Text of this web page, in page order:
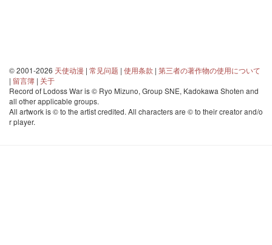
© 2001-2026 天使动漫 | 常见问题 | 使用条款 | 第三者の著作物の使用について
| 留言簿 | 关于
Record of Lodoss War is © Ryo Mizuno, Group SNE, Kadokawa Shoten and
all other applicable groups.
All artwork is © to the artist credited. All characters are © to their creator and/o
r player.